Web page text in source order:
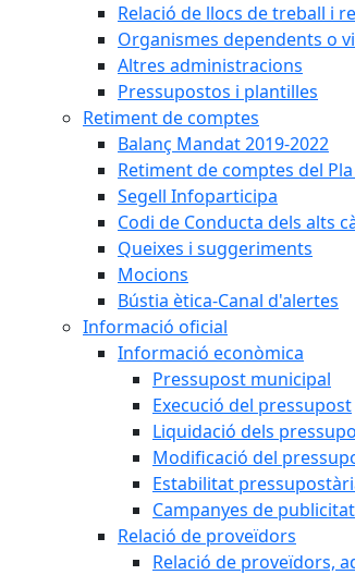
Relació de llocs de treball i
Organismes dependents o
Altres administracions
Pressupostos i plantilles
Retiment de comptes
Balanç Mandat 2019-2022
Retiment de comptes del
Segell Infoparticipa
Codi de Conducta dels alts
Queixes i suggeriments
Mocions
Bústia ètica-Canal d'alertes
Informació oficial
Informació econòmica
Pressupost municipal
Execució del pressupost
Liquidació dels
Modificació del
Estabilitat
Campanyes de publicitat
Relació de proveïdors
Relació de proveïdors,